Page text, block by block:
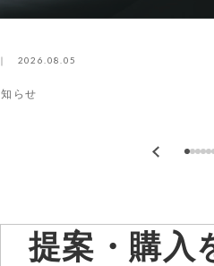
2026.08.05
らせ
提案・購入